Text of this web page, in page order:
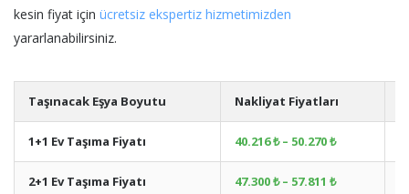
kesin fiyat için ücretsiz ekspertiz hizmetimizden
yararlanabilirsiniz.
Taşınacak Eşya Boyutu Nakliyat Fiyatları
1+1 Ev Taşıma Fiyatı 40.216 ₺ – 50.270 ₺
2+1 Ev Taşıma Fiyatı 47.300 ₺ – 57.811 ₺